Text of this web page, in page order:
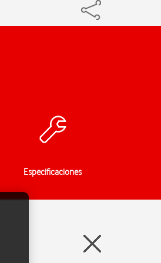
Especificaciones